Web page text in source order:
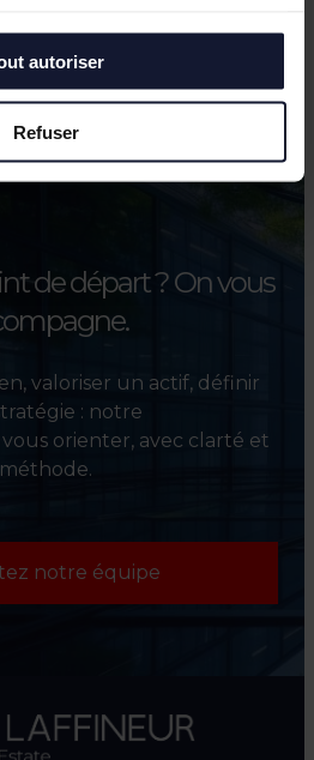
autoriser
Refuser
les actualités
de départ ?On vous
valoriser un actif, définir
: notre
orienter, avec clarté et
méthode.
notre équipe